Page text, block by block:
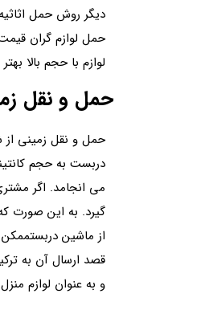
دیگر روش حمل
حمل لوازم گران
لوازم با حجم بالا
حمل و نقل
حمل و نقل زمینی از
می انجامد. اگر
گیرد. به این صورت
از ماشین
قصد ارسال آن به
و به عنوان لوازم